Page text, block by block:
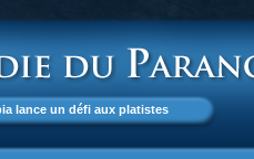
lance un défi aux platistes